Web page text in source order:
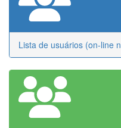
Lista de usuários (on-line